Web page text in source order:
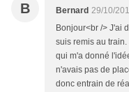
B Bernard 29/10/
Bonjour<br /> J'ai
suis remis au
qui m'a donné
n'avais pas de
donc entrain de